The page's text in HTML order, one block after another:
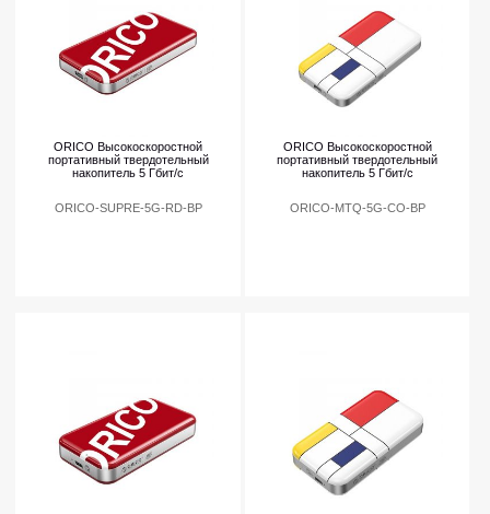
ORICO Высокоскоростной
портативный твердотельный
накопитель 5 Гбит/с
ORICO-SUPRE-5G-RD-BP
ORICO Высокоскоростной
портативный твердотельный
накопитель 5 Гбит/с
ORICO-MTQ-5G-CO-BP